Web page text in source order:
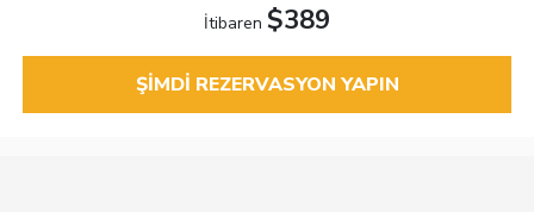
İtibaren $389
ŞIMDI REZERVASYON YAPIN